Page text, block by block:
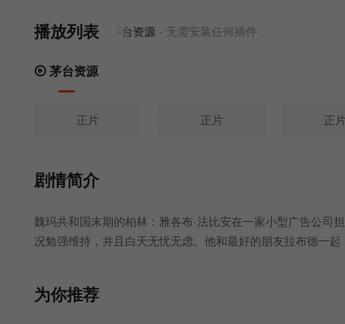
播放列表
当前资源来源茅台资源- 无需安装任何插件
茅台资源
正片 正片 正片
剧情简介
魏玛共和国末期的柏林：雅各布·法比安在一家小型广告公
况勉强维持，并且白天无忧无虑。他和最好的朋友拉布德一
为你推荐